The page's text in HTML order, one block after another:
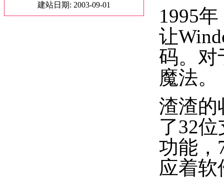
建站日期: 2003-09-01
1995
让
码。对
魔法。
渣渣的
了32
功能，
应着软